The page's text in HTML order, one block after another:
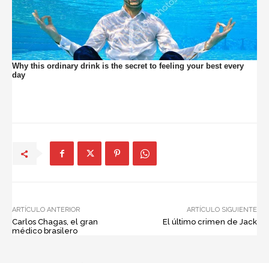
ARTÍCULO ANTERIOR
Carlos Chagas, el gran
médico brasilero
ARTÍCULO SIGUIENTE
El último crimen de Jack